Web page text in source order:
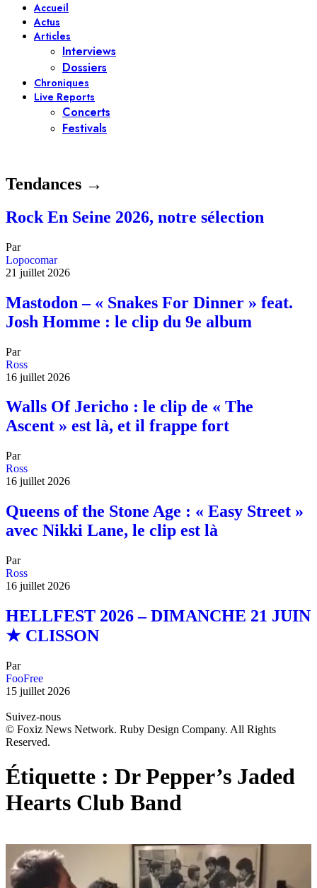
Accueil
Actus
Articles
Interviews
Dossiers
Chroniques
Live Reports
Concerts
Festivals
Tendances →
Rock En Seine 2026, notre sélection
Par
Lopocomar
21 juillet 2026
Mastodon – « Snakes For Dinner » feat.
Josh Homme : le clip du 9e album
Par
Ross
16 juillet 2026
Walls Of Jericho : le clip de « The
Ascent » est là, et il frappe fort
Par
Ross
16 juillet 2026
Queens of the Stone Age : « Easy Street »
avec Nikki Lane, le clip est là
Par
Ross
16 juillet 2026
HELLFEST 2026 – DIMANCHE 21 JUIN
★ CLISSON
Par
FooFree
15 juillet 2026
Suivez-nous
© Foxiz News Network. Ruby Design Company. All Rights
Reserved.
Étiquette : Dr Pepper’s Jaded
Hearts Club Band